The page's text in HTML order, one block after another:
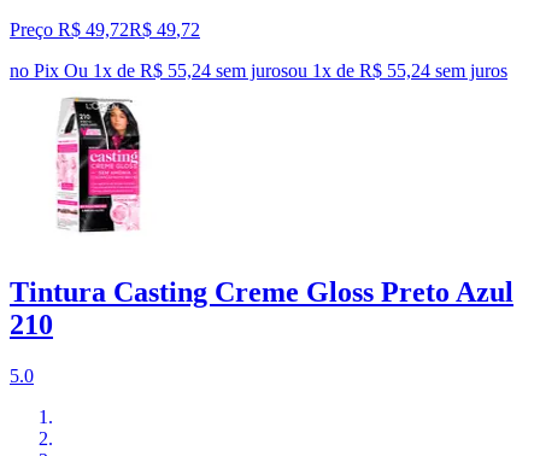
Preço R$ 49,72R$ 49,72
no Pix Ou 1x de R$ 55,24 sem jurosou 1x de R$ 55,24 sem juros
Tintura Casting Creme Gloss Preto Azul
210
5.0